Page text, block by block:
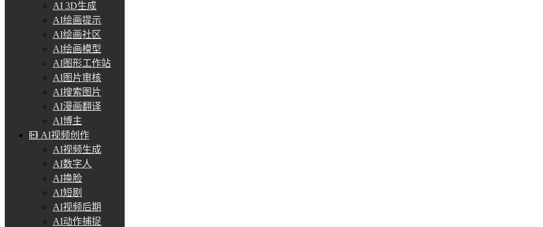
AI 3D生成
AI绘画提示
AI绘画社区
AI绘画模型
AI图形工作站
AI图片审核
AI搜索图片
AI漫画翻译
AI博主
AI视频创作
AI视频生成
AI数字人
AI换脸
AI短剧
AI视频后期
AI动作捕捉